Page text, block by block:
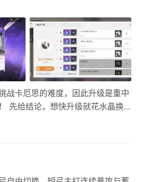
战卡厄思的难度，因此升级是重中
先给结论，想快升级就花水晶换